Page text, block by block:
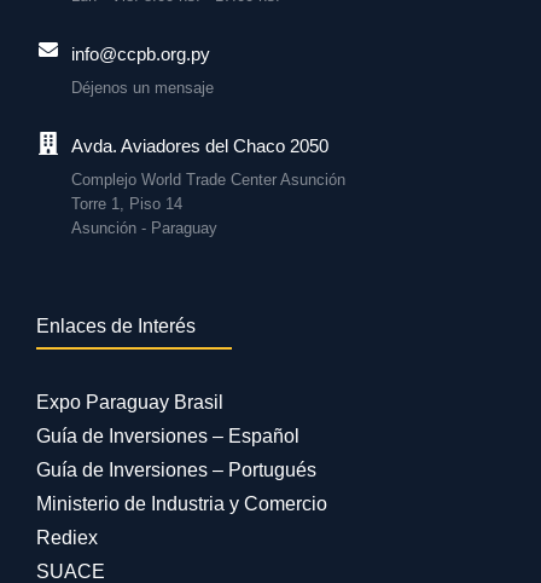
info@ccpb.org.py
Déjenos un mensaje
Avda. Aviadores del Chaco 2050
Complejo World Trade Center Asunción
Torre 1, Piso 14
Asunción - Paraguay
Enlaces de Interés
Expo Paraguay Brasil
Guía de Inversiones – Español
Guía de Inversiones – Portugués
Ministerio de Industria y Comercio
Rediex
SUACE